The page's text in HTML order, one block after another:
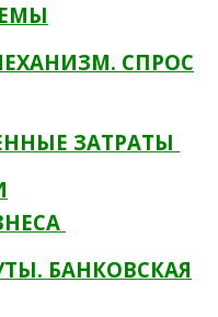
СПРОС
ЗАТРАТЫ
БАНКОВСКАЯ